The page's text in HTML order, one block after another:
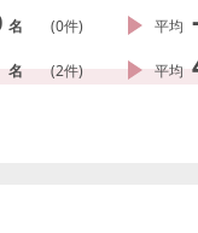
名 (0件) 平均
名 (2件) 平均